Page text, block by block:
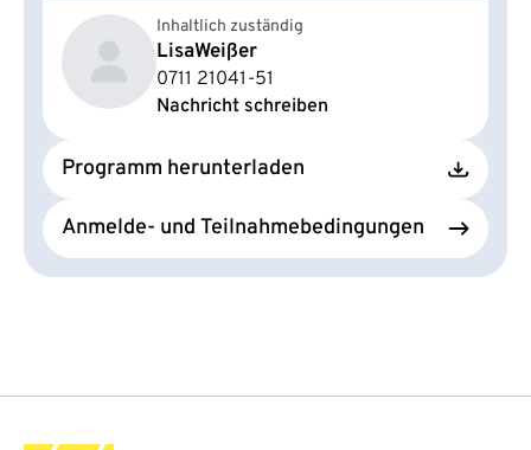
Inhaltlich zuständig
LisaWeißer
0711 21041-51
Nachricht schreiben
Programm herunterladen
Anmelde- und Teilnahmebedingungen